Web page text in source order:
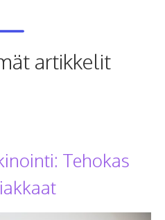
artikkelit
Tehokas